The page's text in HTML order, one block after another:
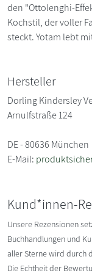
den "Ottolenghi-
Kochstil, der voller
steckt. Yotam lebt
Hersteller
Dorling Kindersley
Arnulfstraße 124
DE - 80636 München
E-Mail:
Kund*innen-
Unsere Rezensionen
Buchhandlungen und
aller Sterne wird durch
Die Echtheit der